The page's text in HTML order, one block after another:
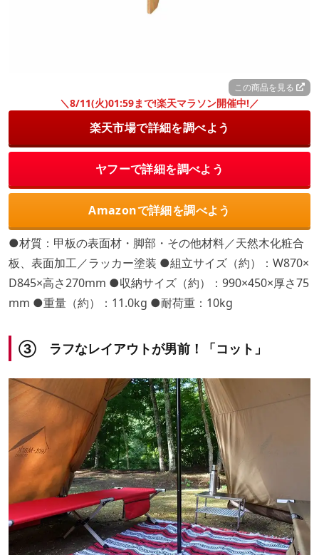
この商品を見る
＼8/11(火)01:59まで!楽天マラソン開催中!／
楽天市場で詳細を調べよう
ヤフーで詳細を調べよう
Amazonで詳細を調べよう
●材質：甲板の表面材・脚部・その他材料／天然木化粧合
板、表面加工／ラッカー塗装 ●組立サイズ（約）：W870×
D845×高さ270mm ●収納サイズ（約）：990×450×厚さ75
mm ●重量（約）：11.0kg ●耐荷重：10kg
③ ラフなレイアウトが男前！「コット」